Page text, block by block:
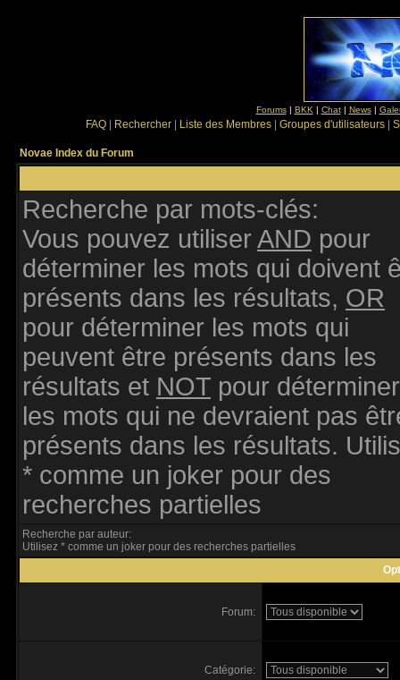
Forums| BKK | Chat| News|
FAQ Rechercher Liste des Membres Groupes d'utilisateurs
Novae Index du Forum
Recherche par mots-clés:
Vous pouvez utiliser AND pour
déterminer les mots qui doivent
présents dans les résultats, OR
pour déterminer les mots qui
peuvent être présents dans les
résultats et NOT pour déterminer
les mots qui ne devraient pas
présents dans les résultats.
* comme un joker pour des
recherches partielles
Recherche par auteur:
Utilisez * comme un joker pour des recherches partielles
Forum:
Catégorie: